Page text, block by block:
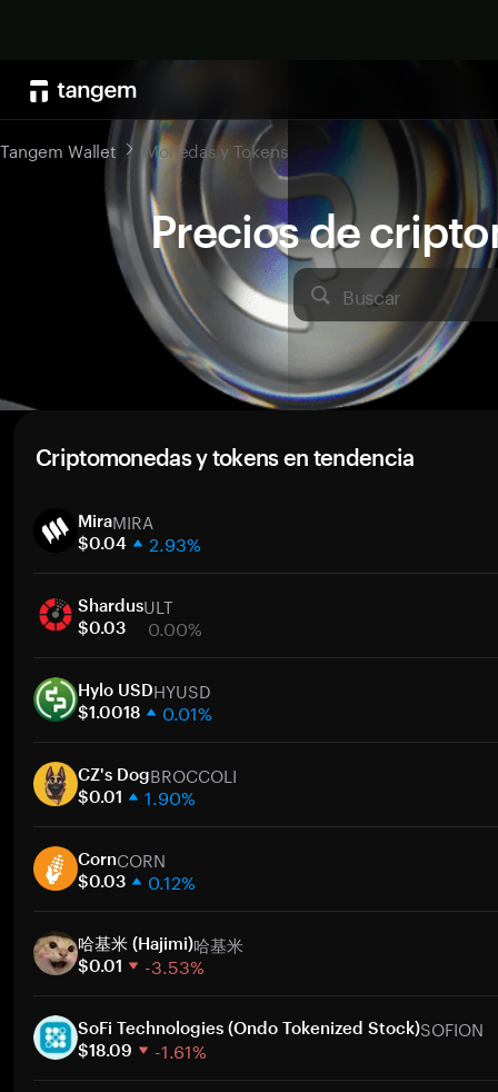
Precios de
Buscar
Tangem Wallet Monedas y Tokens
Criptomonedas y tokens en tendencia
MiraMIRA
$0.04 2.93%
30 días
Capitalización de mercado
ShardusULT
$0.03 0.00%
30 días
Capitalización de mercado
Hylo USDHYUSD
$1.0018 0.01%
30 días
Capitalización de mercado
CZ's DogBROCCOLI
$0.01 1.90%
30 días
Capitalización de mercado
CornCORN
$0.03 0.12%
30 días
Capitalización de mercado
哈基米 (Hajimi)哈基米
$0.01 -3.53%
30 días
Capitalización de mercado
SoFi Technologies (Ondo Tokenized Stock)SOFION
$18.09 -1.61%